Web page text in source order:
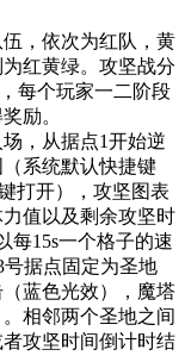
，依次为红队，黄
红黄绿。攻坚战分
每个玩家一二阶段
励。
，从据点1开始逆
系统默认快捷键
打开），攻坚图表
值以及剩余攻坚时
每15s一个格子的速
号据点固定为圣地
蓝色光效），魔塔
相邻两个圣地之间
攻坚时间倒计时结